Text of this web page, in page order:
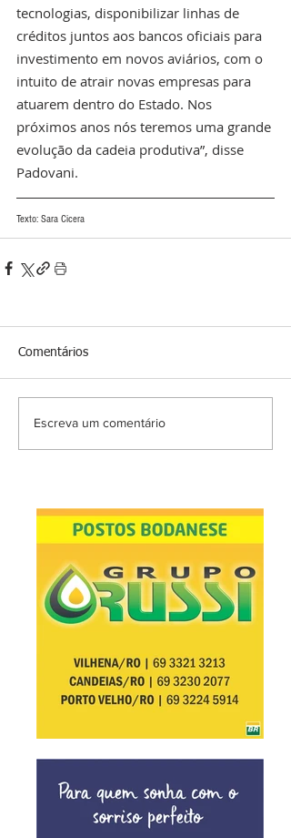
tecnologias, disponibilizar linhas de
créditos juntos aos bancos oficiais para
investimento em novos aviários, com o
intuito de atrair novas empresas para
atuarem dentro do Estado. Nos
próximos anos nós teremos uma grande
evolução da cadeia produtiva”, disse
Padovani.
Texto: Sara Cicera
Comentários
Escreva um comentário